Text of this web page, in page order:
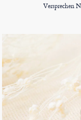
Versprechen